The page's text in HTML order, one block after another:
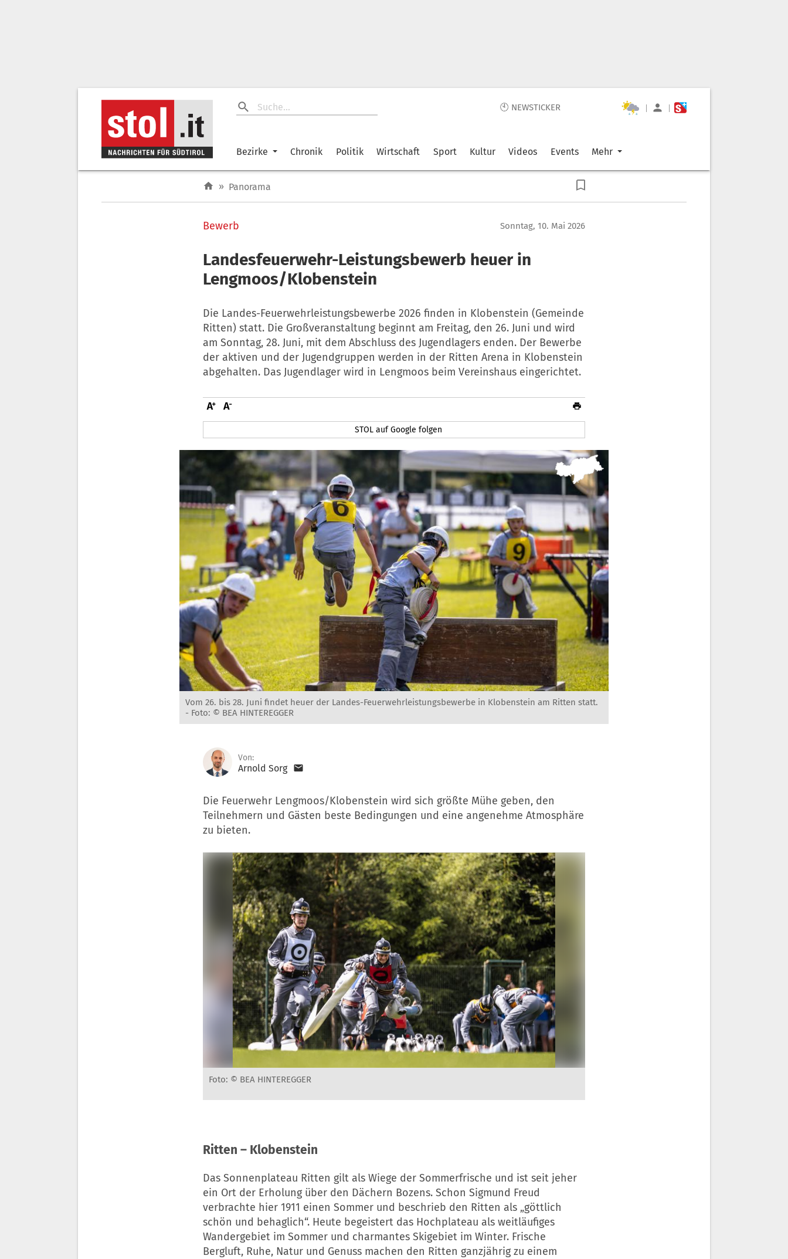
🕙 NEWSTICKER | |
Bezirke Chronik Politik Wirtschaft Sport Kultur Videos Events Mehr
» Panorama
Bewerb Sonntag, 10. Mai 2026
Landesfeuerwehr-Leistungsbewerb heuer in
Lengmoos/Klobenstein
Die Landes-Feuerwehrleistungsbewerbe 2026 finden in Klobenstein (Gemeinde
Ritten) statt. Die Großveranstaltung beginnt am Freitag, den 26. Juni und wird
am Sonntag, 28. Juni, mit dem Abschluss des Jugendlagers enden. Der Bewerbe
der aktiven und der Jugendgruppen werden in der Ritten Arena in Klobenstein
abgehalten. Das Jugendlager wird in Lengmoos beim Vereinshaus eingerichtet.
STOL auf Google folgen
Vom 26. bis 28. Juni findet heuer der Landes-Feuerwehrleistungsbewerbe in Klobenstein am Ritten statt.
- Foto: © BEA HINTEREGGER
Von:
Arnold Sorg
Die Feuerwehr Lengmoos/Klobenstein wird sich größte Mühe geben, den
Teilnehmern und Gästen beste Bedingungen und eine angenehme Atmosphäre
zu bieten.
Foto: © BEA HINTEREGGER
Ritten – Klobenstein
Das Sonnenplateau Ritten gilt als Wiege der Sommerfrische und ist seit jeher
ein Ort der Erholung über den Dächern Bozens. Schon Sigmund Freud
verbrachte hier 1911 einen Sommer und beschrieb den Ritten als „göttlich
schön und behaglich“. Heute begeistert das Hochplateau als weitläufiges
Wandergebiet im Sommer und charmantes Skigebiet im Winter. Frische
Bergluft, Ruhe, Natur und Genuss machen den Ritten ganzjährig zu einem